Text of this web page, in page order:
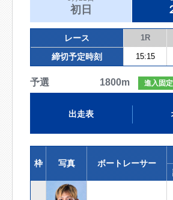
初日
レース 1R
締切予定時刻 15:15
予選 1800m 進入固定
出走表
枠 写真 ボートレーサー